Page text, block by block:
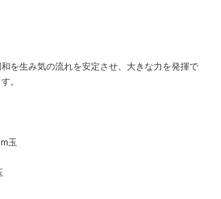
を生み気の流れを安定させ、大きな力を発揮で
。
玉